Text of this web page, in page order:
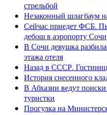
стрельбой
Незаконный шлагбаум
Сейчас приедет ФСБ.
дебош в аэропорту Сочи
В Сочи девушка
этажа отеля
Назад в СССР.
История снесенного
В Абхазии ведут
туристки
Прогулка на